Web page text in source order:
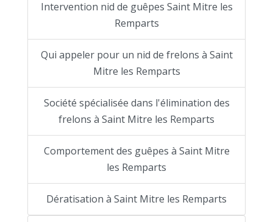
Intervention nid de guêpes Saint Mitre les
Remparts
Qui appeler pour un nid de frelons à Saint
Mitre les Remparts
Société spécialisée dans l'élimination des
frelons à Saint Mitre les Remparts
Comportement des guêpes à Saint Mitre
les Remparts
Dératisation à Saint Mitre les Remparts